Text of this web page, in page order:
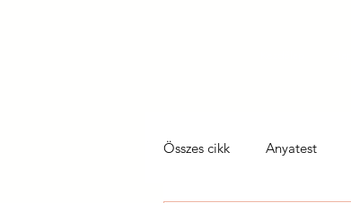
Összes cikk Anyatest